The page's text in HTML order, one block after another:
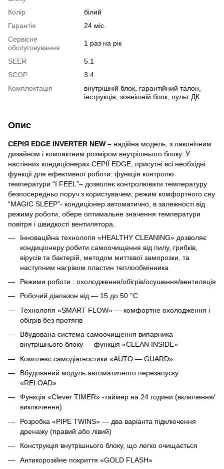
Колір
білий
Гарантія
24 міс.
Сервісне
обслуговування
1 раз на рік
SEER
5.1
SCOP
3.4
Комплектація
внутрішній блок, гарантійний талон,
інструкція, зовнішній блок, пульт ДК
Опис
СЕРІЯ EDGE INVERTER NEW – надійна модель, з лаконічним
дизайном і компактним розміром внутрішнього блоку. У
настінних кондиціонерах СЕРІЇ EDGE, присутні всі необхідні
функції для ефективної роботи: функція контролю
температури “I FEEL”– дозволяє контролювати температуру
безпосередньо поруч з користувачем; режим комфортного сну
“MAGIC SLEEP”- кондиціонер автоматично, в залежності від
режиму роботи, обере оптимальне значення температури
повітря і швидкості вентилятора.
Інноваційна технологія «HEALTHY CLEANING» дозволяє
кондиціонеру робити самоочищення від пилу, грибків,
вірусів та бактерій, методом миттєвої заморозки, та
наступним нагрівом пластин теплообмінника
Режими роботи : охолодження/обігрів/осушення/вентиляція
Робочий діапазон від — 15 до 50 °C
Технологія «SMART FLOW» — комфортне охолодження і
обігрів без протягів
Вбудована система самоочищення випарника
внутрішнього блоку — функція «CLEAN INSIDE»
Комплекс самодіагностики «AUTO — GUARD»
Вбудований модуль автоматичного перезапуску
«RELOAD»
Функція «Сlever TIMER» -таймер на 24 години (включення/
виключення)
Розробка «PIPE TWINS» — два варіанта підключення
дренажу (правий або лівий)
Конструкція внутрішнього блоку, що легко очищається
Антикорозійне покриття «GOLD FLASH»